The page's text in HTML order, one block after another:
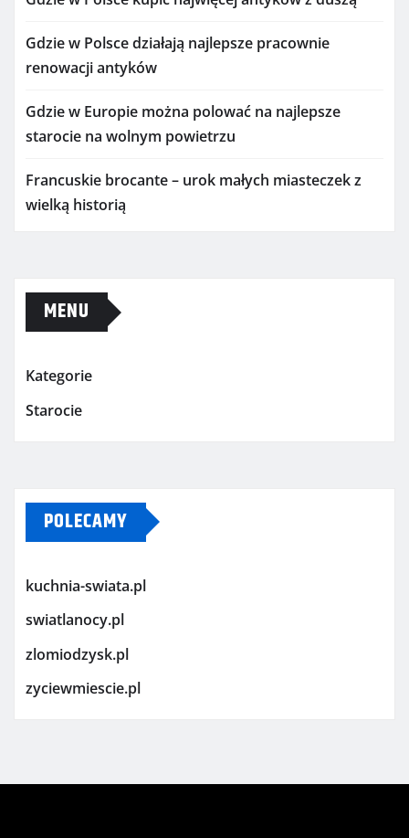
Gdzie w Polsce działają najlepsze pracownie
renowacji antyków
Gdzie w Europie można polować na najlepsze
starocie na wolnym powietrzu
Francuskie brocante – urok małych miasteczek z
wielką historią
MENU
Kategorie
Starocie
POLECAMY
kuchnia-swiata.pl
swiatlanocy.pl
zlomiodzysk.pl
zyciewmiescie.pl